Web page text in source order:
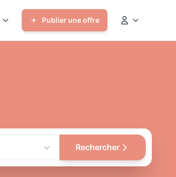
Publier une offre
Rechercher